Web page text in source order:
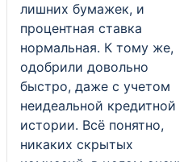
лишних бумажек, и
процентная ставка
нормальная. К тому же,
одобрили довольно
быстро, даже с учетом
неидеальной кредитной
истории. Всё понятно,
никаких скрытых